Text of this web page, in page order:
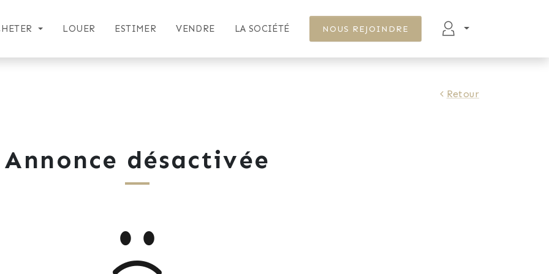
LOUER ESTIMER VENDRE LA SOCIÉTÉ NOUS REJOINDRE
Retour
Annonce désactivée